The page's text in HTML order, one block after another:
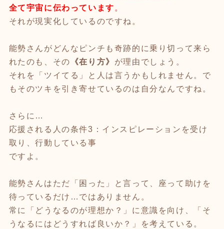
全て宇宙に伝わっています。
それが現実化しているのですね。
能勢さんがどんなピンチも奇跡的に乗り切って来ら
れたのも、その
《在り方》 が理由でしょう。
それを「ツイてる」と人は言うかもしれません。で
もそのツキを引き寄せているのは自分なんですね。
さらに…
応援される人の条件3：インスピレーションを受け
取り、行動している事
ですよ。
能勢さんはただ「困った」と言って、座って助けを
待っているだけ…ではありません。
常に「どうなるのが理想か？」に意識を向け、「そ
うなるにはどうすれば良いか？」を考えている。